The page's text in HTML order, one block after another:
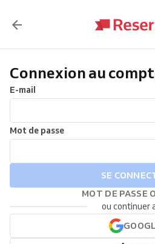
Connexion au
E-mail
Mot de passe
SE
MOT DE PASSE
ou continuer